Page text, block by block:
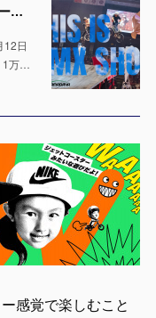
「千葉ジェッツ」でのハーフタイムショー出演決定！LaLa arena TOKYO-BAYの1万人の会場で実施 ※4月12日 & 13日
12日
1万…
感覚で楽しむこと